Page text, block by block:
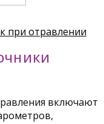
при отравлении
включают